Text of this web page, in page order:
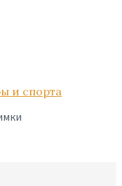
и спорта